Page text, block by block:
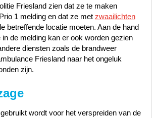
Friesland zien dat ze te maken
1 melding en dat ze met zwaailichten
betreffende locatie moeten. Aan de hand
de melding kan er ook worden gezien
diensten zoals de brandweer
Friesland naar het ongeluk
zijn.
wordt voor het verspreiden van de